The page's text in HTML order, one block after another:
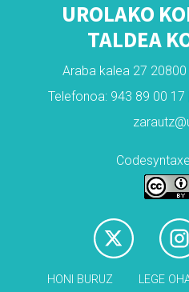
UROLAKO
TALDEA
Araba kalea 27
Telefonoa: 943 89 00
HONI BURUZ LEGE